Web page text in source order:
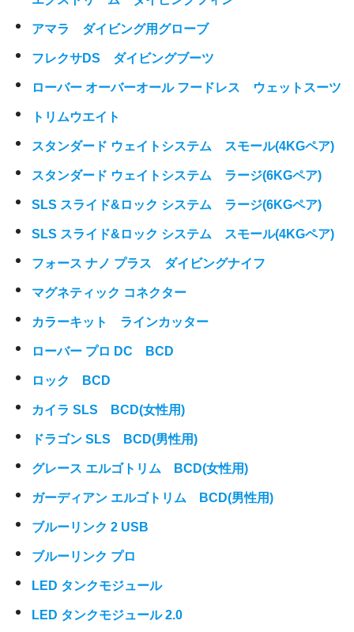
アマラ ダイビング用グローブ
フレクサDS ダイビングブーツ
ローバー オーバーオール フードレス ウェットスーツ
トリムウエイト
スタンダード ウェイトシステム スモール(4KGペア)
スタンダード ウェイトシステム ラージ(6KGペア)
SLS スライド&ロック システム ラージ(6KGペア)
SLS スライド&ロック システム スモール(4KGペア)
フォース ナノ プラス ダイビングナイフ
マグネティック コネクター
カラーキット ラインカッター
ローバー プロ DC BCD
ロック BCD
カイラ SLS BCD(女性用)
ドラゴン SLS BCD(男性用)
グレース エルゴトリム BCD(女性用)
ガーディアン エルゴトリム BCD(男性用)
ブルーリンク 2 USB
ブルーリンク プロ
LED タンクモジュール
LED タンクモジュール 2.0